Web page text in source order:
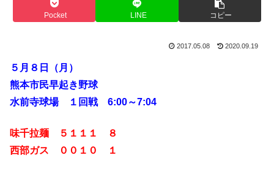
Pocket LINE コピー
2017.05.08 2020.09.19
５月８日（月）
熊本市民早起き野球
水前寺球場 １回戦 6:00～7:04
味千拉麺 ５１１１ ８
西部ガス ００１０ １